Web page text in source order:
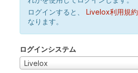
ログインすると、
Livelox利用規約
なります。
ログインシステム
Livelox